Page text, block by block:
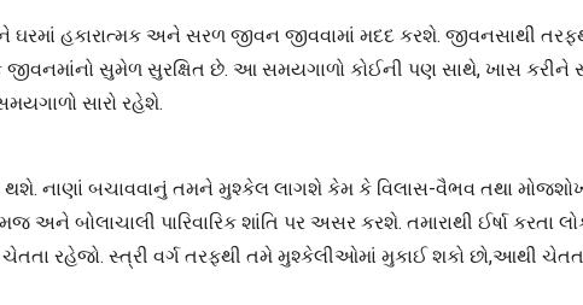
હકારાત્મક અને સરળ જીવન જીવવામાં મદદ કરશે. જીવનસાથી
જીવનમાંનો સુમેળ સુરક્ષિત છે. આ સમયગાળો કોઈની પણ સાથે, ખાસ
સારો રહેશે.
બચાવવાનું તમને મુશ્કેલ લાગશે કેમ કે વિલાસ-વૈભવ તથા મોજશોખની
બોલાચાલી પારિવારિક શાંતિ પર અસર કરશે. તમારાથી ઈર્ષા કરતા
રહેજો. સ્ત્રી વર્ગ તરફથી તમે મુશ્કેલીઓમાં મુકાઈ શકો છો,આથી